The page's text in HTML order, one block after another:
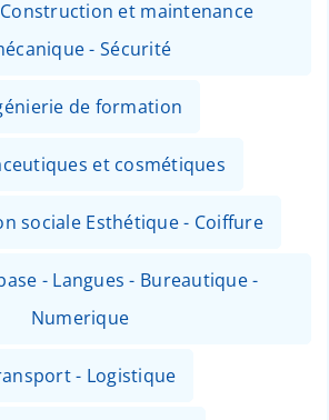
et maintenance
- Sécurité
de formation
et cosmétiques
sociale Esthétique - Coiffure
- Langues - Bureautique -
Numerique
- Logistique